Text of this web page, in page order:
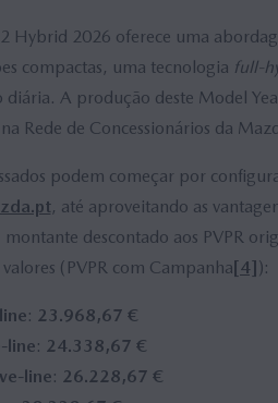
Hybrid 2026 oferece uma
compactas, uma tecnologia full-
diária. A produção deste Model
Rede de Concessionários da
podem começar por
, até aproveitando as
descontado aos PVPR
(PVPR com Campanha[4]):
: 23.968,67 €
line: 24.338,67 €
line: 26.228,67 €